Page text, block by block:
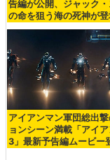
告編が公開、ジャック
の命を狙う海の死神が
アイアンマン軍団総出
ョンシーン満載「アイ
3」最新予告編ムービー